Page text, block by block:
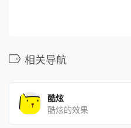
相关导航
酷炫
酷炫的效果